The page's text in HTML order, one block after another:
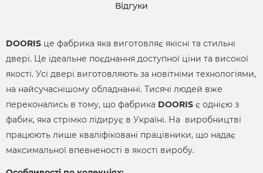
Відгуки
DOORIS це фабрика яка виготовляє якісні та стильні
двері. Це ідеальне поєднання доступної ціни та високої
якості. Усі двері виготовляють за новітніми технологіями,
на найсучаснішому обладнанні. Тисячі людей вже
переконались в тому, що фабрика DOORIS є однією з
фабик, яка стрімко лідирує в Україні. На виробництві
працюють лише кваліфіковані працівники, що надає
максимальної впевненості в якості виробу.